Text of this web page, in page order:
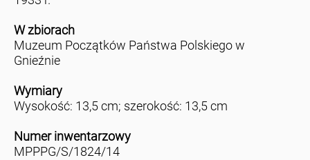
W zbiorach
Muzeum Początków Państwa Polskiego w
Gnieźnie
Wymiary
Wysokość: 13,5 cm; szerokość: 13,5 cm
Numer inwentarzowy
MPPPG/S/1824/14